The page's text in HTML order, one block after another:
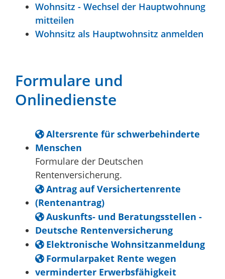
Wohnsitz - Wechsel der Hauptwohnung
mitteilen
Wohnsitz als Hauptwohnsitz anmelden
Formulare und
Onlinedienste
Altersrente für schwerbehinderte
Menschen
Formulare der Deutschen
Rentenversicherung.
Antrag auf Versichertenrente
(Rentenantrag)
Auskunfts- und Beratungsstellen -
Deutsche Rentenversicherung
Elektronische Wohnsitzanmeldung
Formularpaket Rente wegen
verminderter Erwerbsfähigkeit